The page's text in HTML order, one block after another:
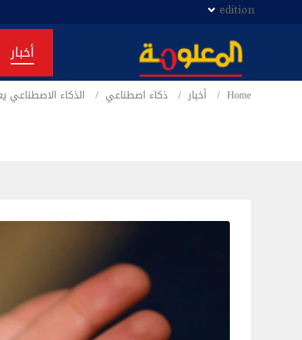
edition
أخبار
Home أخبار ذكاء اصطناعي الذكاء الاصطناعي